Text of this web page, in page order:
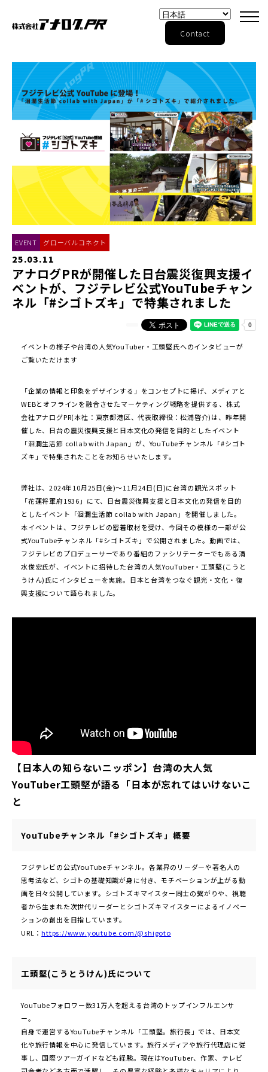
Contact
EVENT グローバルコネクト
25.03.11
アナログPRが開催した日台震災復興支援イ
ベントが、フジテレビ公式YouTubeチャン
ネル「#シゴトズキ」で特集されました
イベントの様子や台湾の人気YouTuber・工頭堅氏へのインタビューが
ご覧いただけます
「企業の情報と印象をデザインする」をコンセプトに掲げ、メディアと
WEBとオフラインを融合させたマーケティング戦略を提供する、株式
会社アナログPR(本社：東京都港区、代表取締役：松浦啓介)は、昨年開
催した、日台の震災復興支援と日本文化の発信を目的としたイベント
「洄瀾生活節 collab with Japan」が、YouTubeチャンネル「#シゴト
ズキ」で特集されたことをお知らせいたします。
弊社は、2024年10月25日(金)～11月24日(日)に台湾の観光スポット
「花蓮将軍府1936」にて、日台震災復興支援と日本文化の発信を目的
としたイベント「洄瀾生活節 collab with Japan」を開催しました。
本イベントは、フジテレビの密着取材を受け、今回その模様の一部が公
式YouTubeチャンネル「#シゴトズキ」で公開されました。動画では、
フジテレビのプロデューサーであり番組のファシリテーターでもある清
水俊宏氏が、イベントに招待した台湾の人気YouTuber・工頭堅(こうと
うけん)氏にインタビューを実施。日本と台湾をつなぐ観光・文化・復
興支援について語られました。
【日本人の知らないニッポン】台湾の大人気
YouTuber工頭堅が語る「日本が忘れてはいけないこ
と
YouTubeチャンネル「#シゴトズキ」概要
フジテレビの公式YouTubeチャンネル。各業界のリーダーや著名人の
思考法など、シゴトの基礎知識が身に付き、モチベーションが上がる動
画を日々公開しています。シゴトズキマイスター同士の繋がりや、視聴
者から生まれた次世代リーダーとシゴトズキマイスターによるイノベー
ションの創出を目指しています。
URL：https://www.youtube.com/@shigoto
工頭堅(こうとうけん)氏について
YouTubeフォロワー数31万人を超える台湾のトップインフルエンサ
ー。
自身で運営するYouTubeチャンネル「工頭堅。旅行長」では、日本文
化や旅行情報を中心に発信しています。旅行メディアや旅行代理店に従
事し、国際ツアーガイドなども経験。現在はYouTuber、作家、テレビ